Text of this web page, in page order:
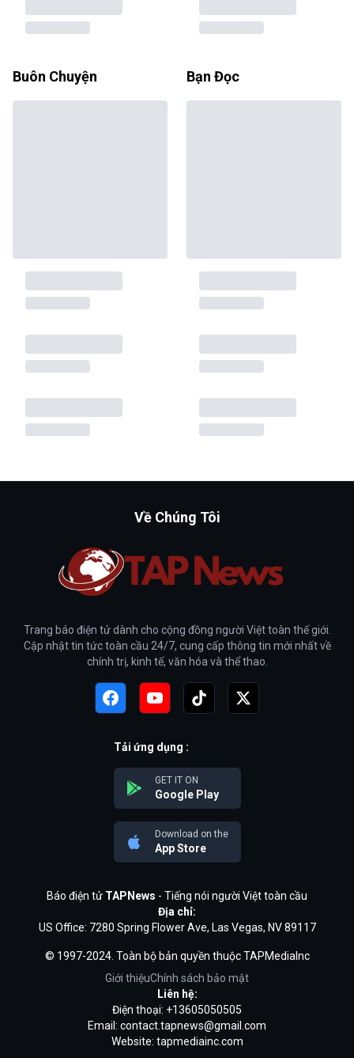
Buôn Chuyện Bạn Đọc
Về Chúng Tôi
Trang báo điện tử dành cho cộng đồng người Việt toàn thế giới.
Cập nhật tin tức toàn cầu 24/7, cung cấp thông tin mới nhất về
chính trị, kinh tế, văn hóa và thể thao.
Tải ứng dụng :
GET IT ON
Google Play
Download on the
App Store
Báo điện tử TAPNews - Tiếng nói người Việt toàn cầu
Địa chỉ:
US Office: 7280 Spring Flower Ave, Las Vegas, NV 89117
© 1997-2024. Toàn bộ bản quyền thuộc TAPMediaInc
Giới thiệuChính sách bảo mật
Liên hệ:
Điện thoại: +13605050505
Email: contact.tapnews@gmail.com
Website: tapmediainc.com